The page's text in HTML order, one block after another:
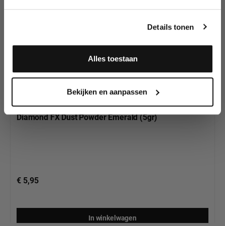
Details tonen
Alles toestaan
Bekijken en aanpassen
Metallic Powder
Diamond FX Dust Powder Emerald (5gr)
€ 5,95
In winkelwagen
Ja, ik meld me aan